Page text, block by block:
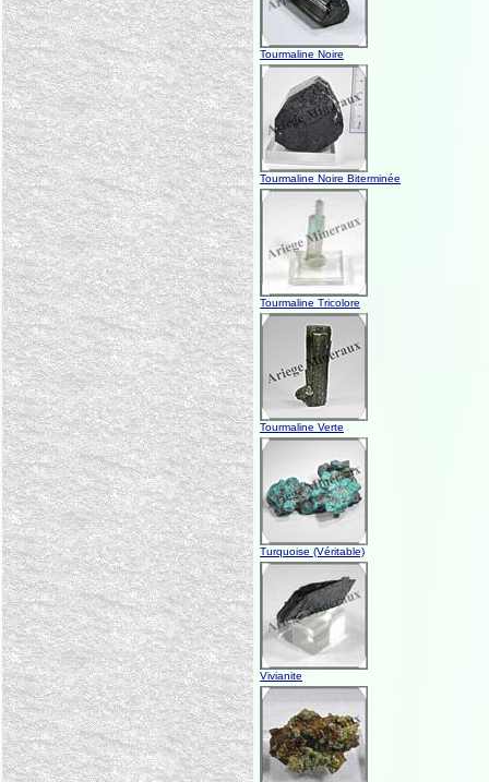
Tourmaline Noire
Tourmaline Noire Biterminée
Tourmaline Tricolore
Tourmaline Verte
Turquoise (Véritable)
Vivianite